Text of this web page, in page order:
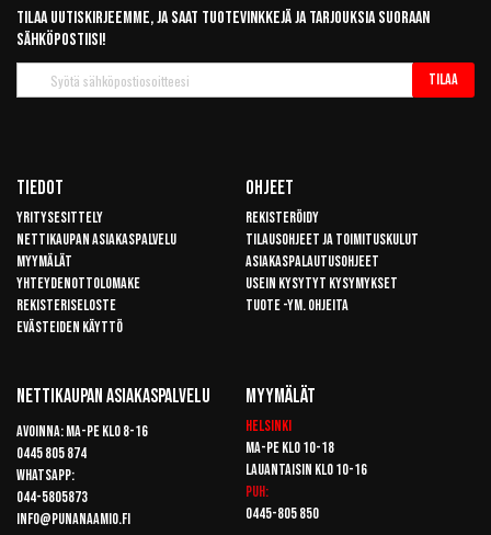
Tilaa uutiskirjeemme, ja saat tuotevinkkejä ja tarjouksia suoraan
sähköpostiisi!
uutiskirje
Tilaa
Tiedot
Yritysesittely
Nettikaupan asiakaspalvelu
Myymälät
Yhteydenottolomake
Rekisteriseloste
Evästeiden käyttö
Ohjeet
Rekisteröidy
Tilausohjeet ja toimituskulut
Asiakaspalautusohjeet
Usein kysytyt kysymykset
Tuote -ym. ohjeita
Nettikaupan Asiakaspalvelu
Avoinna: Ma-pe klo 8-16
0445 805 874
Whatsapp:
044-5805873
info@punanaamio.fi
Myymälät
Helsinki
Ma-pe klo 10-18
Lauantaisin klo 10-16
Puh:
0445-805 850